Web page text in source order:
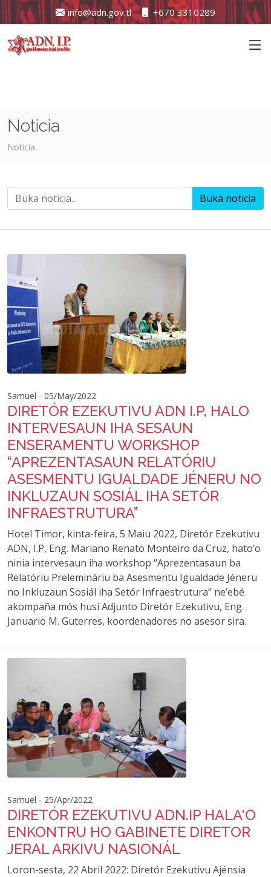
info@adn.gov.tl +670 3310289
Noticia
Noticia
Buka noticia
Samuel - 05/May/2022
DIRETÓR EZEKUTIVU ADN I.P, HALO
INTERVESAUN IHA SESAUN
ENSERAMENTU WORKSHOP
“APREZENTASAUN RELATÓRIU
ASESMENTU IGUALDADE JÉNERU NO
INKLUZAUN SOSIÁL IHA SETÓR
INFRAESTRUTURA”
Hotel Timor, kinta-feira, 5 Maiu 2022, Diretór Ezekutivu
ADN, I.P, Eng. Mariano Renato Monteiro da Cruz, hato’o
ninia intervesaun iha workshop “Aprezentasaun ba
Relatóriu Prelemináriu ba Asesmentu Igualdade Jéneru
no Inkluzaun Sosiál iha Setór Infraestrutura” ne’ebé
akompaña mós husi Adjunto Diretór Ezekutivu, Eng.
Januario M. Guterres, koordenadores no asesor sira.
Samuel - 25/Apr/2022
DIRETÓR EZEKUTIVU ADN.IP HALA'O
ENKONTRU HO GABINETE DIRETOR
JERAL ARKIVU NASIONÁL
Loron-sesta, 22 Abril 2022: Diretór Ezekutivu Ajénsia